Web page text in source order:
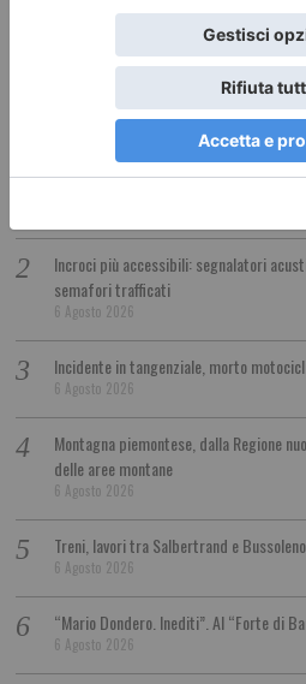
ricca di storia e di storie”.
Incroci più accessibili: segnalatori
semafori trafficati
6 Agosto 2026
Incidente in tangenziale, morto
6 Agosto 2026
Montagna piemontese, dalla Regione
delle aree montane
6 Agosto 2026
Treni, lavori tra Salbertrand e Bussoleno
6 Agosto 2026
“Mario Dondero. Inediti”. Al “Forte di
6 Agosto 2026